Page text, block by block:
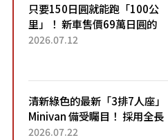
只要150日圓就能跑「100公
里」！ 新車售價69萬日圓的
「3人座」Trike大受歡迎！ 順
2026.07.12
清新綠色的最新「3排7人座」
Minivan 備受矚目！ 採用全長
4.7公尺剛剛好的車身尺寸與
2026.07.22